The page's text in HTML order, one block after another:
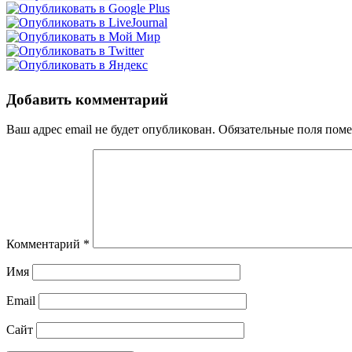
Добавить комментарий
Ваш адрес email не будет опубликован. Обязательные поля
Комментарий *
Имя
Email
Сайт